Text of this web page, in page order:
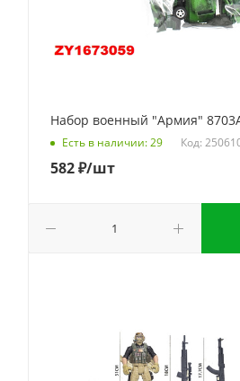
Набор военный "Армия"
Есть в наличии: 29 Код:
582₽/шт